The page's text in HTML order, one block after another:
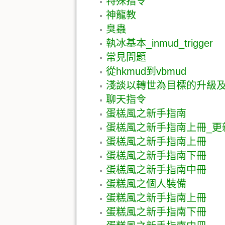
神龍教
臭蟲
執冰基本_inmud_trigger
常見問題
從hkmud到vbmud
淺談以轉世為目標的升級
聊天指令
蛋榚風之新手指南
蛋榚風之新手指南上冊_更
蛋榚風之新手指南上冊
蛋榚風之新手指南下冊
蛋榚風之新手指南中冊
蛋糕風之個人裝備
蛋糕風之新手指南上冊
蛋糕風之新手指南下冊